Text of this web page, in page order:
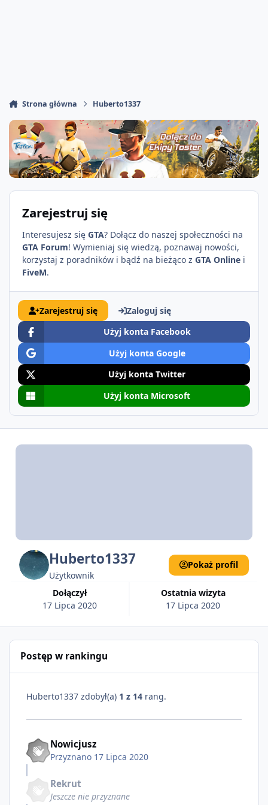
Strona główna Huberto1337
Zarejestruj się
Interesujesz się GTA? Dołącz do naszej społeczności na
GTA Forum! Wymieniaj się wiedzą, poznawaj nowości,
korzystaj z poradników i bądź na bieżąco z GTA Online i
FiveM.
Zarejestruj się
Zaloguj się
Użyj konta Facebook
Użyj konta Google
Użyj konta Twitter
Użyj konta Microsoft
Huberto1337
Użytkownik
Dołączył
17 Lipca 2020
Ostatnia wizyta
17 Lipca 2020
Pokaż profil
Postęp w rankingu
Huberto1337 zdobył(a) 1 z 14 rang.
Nowicjusz
Przyznano 17 Lipca 2020
Rekrut
Jeszcze nie przyznane